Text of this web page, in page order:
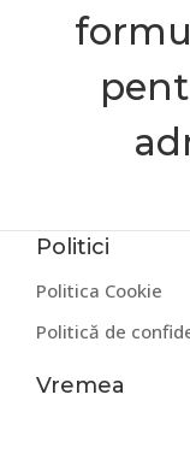
Politici
Politica Cookie
Politică de
Vremea